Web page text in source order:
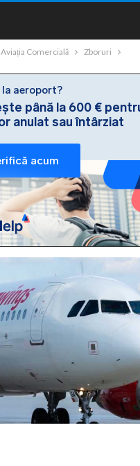
Aviația Comercială Zboruri